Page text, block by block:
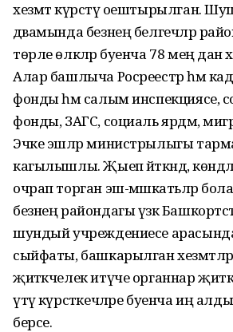
хезмәт күрсәтү оештырылган.
дәвамында безнең белгечләр
төрле өлкәләр буенча 78 мең данә
Алар башлыча Росреестр һәм
фонды һәм салым инспекциясе,
фонды, ЗАГС, социаль ярдәм,
Эчке эшләр министрылыгы
кагылышлы. Җыеп әйткәндә,
очрап торган эш-мәшәкатьләр
безнең райондагы үзәк
шундый учреждениесе арасында
сыйфаты, башкарылган
җитәкчелек итүче органнар
үтәү күрсәткечләре буенча иң
берсе.